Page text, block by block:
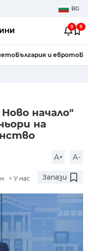
BG
3 0
България и еврото
начало"
на
A+ A-
У нас Запази